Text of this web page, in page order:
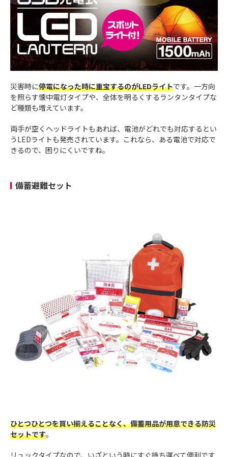
災害時に停電になった時に重宝するのがLEDライトです。一方向
を照らす懐中電灯タイプや、全体を明るくするランタンタイプな
ど種類も増えています。
両手が空くヘッドライトもあれば、電池がどれでも対応するとい
うLEDライトも発売されています。これなら、ある電池で対応で
きるので、困りにくいですね。
備蓄避難セット
ひとつひとつを買い揃えることなく、備蓄用品が用意できる防災
セットです。
リュックタイプなので、いざという時にすぐ持ち運べて便利です